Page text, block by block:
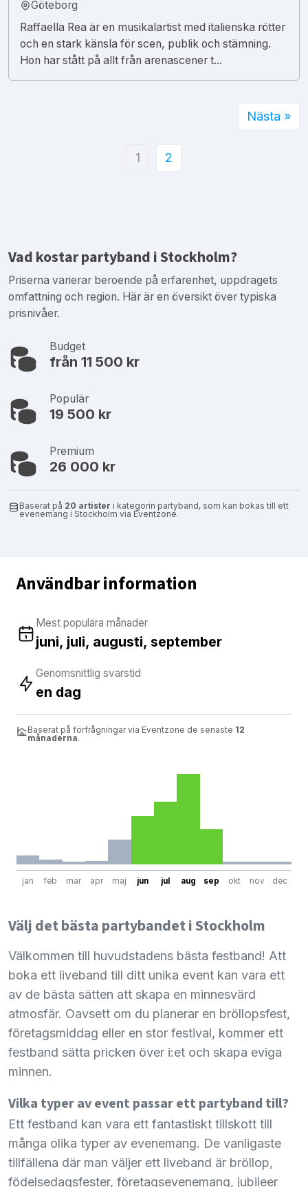
Göteborg
Raffaella Rea är en musikalartist med italienska rötter
och en stark känsla för scen, publik och stämning.
Hon har stått på allt från arenascener t...
1 2
Nästa »
Vad kostar partyband i Stockholm?
Priserna varierar beroende på erfarenhet, uppdragets
omfattning och region. Här är en översikt över typiska
prisnivåer.
Budget
från 11 500 kr
Populär
19 500 kr
Premium
26 000 kr
Baserat på 20 artister i kategorin partyband, som kan bokas till ett
evenemang i Stockholm via Eventzone.
Användbar information
Mest populära månader
juni, juli, augusti, september
Genomsnittlig svarstid
en dag
Baserat på förfrågningar via Eventzone de senaste 12
månaderna.
jan feb mar apr maj jun jul aug sep okt nov dec
Välj det bästa partybandet i Stockholm
Välkommen till huvudstadens bästa festband! Att
boka ett liveband till ditt unika event kan vara ett
av de bästa sätten att skapa en minnesvärd
atmosfär. Oavsett om du planerar en bröllopsfest,
företagsmiddag eller en stor festival, kommer ett
festband sätta pricken över i:et och skapa eviga
minnen.
Vilka typer av event passar ett partyband till?
Ett festband kan vara ett fantastiskt tillskott till
många olika typer av evenemang. De vanligaste
tillfällena där man väljer ett liveband är bröllop,
födelsedagsfester, företagsevenemang, jubileer